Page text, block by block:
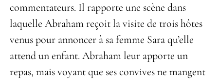
commentateurs. Il rapporte une scène dans
laquelle Abraham reçoit la visite de trois hôtes
venus pour annoncer à sa femme Sara qu’elle
attend un enfant. Abraham leur apporte un
repas, mais voyant que ses convives ne mangent